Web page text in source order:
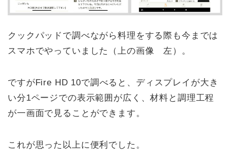
クックパッドで調べながら料理をする際も今までは
スマホでやっていました（上の画像 左）。
ですがFire HD 10で調べると、ディスプレイが大き
い分1ページでの表示範囲が広く、材料と調理工程
が一画面で見ることができます。
これが思った以上に便利でした。